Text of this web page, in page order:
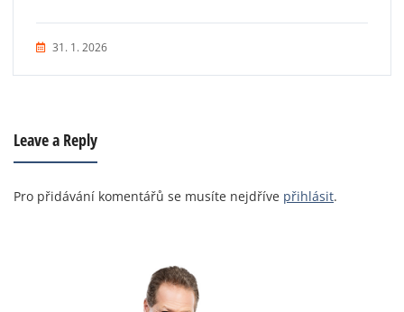
31. 1. 2026
Leave a Reply
Pro přidávání komentářů se musíte nejdříve přihlásit.